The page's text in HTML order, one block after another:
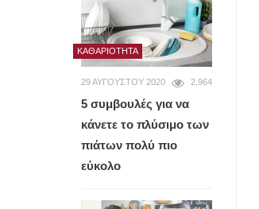
ΚΑΘΑΡΙΌΤΗΤΑ
29 ΑΥΓΟΎΣΤΟΥ 2020 2,964
5 συμβουλές για να
κάνετε το πλύσιμο των
πιάτων πολύ πιο
εύκολο